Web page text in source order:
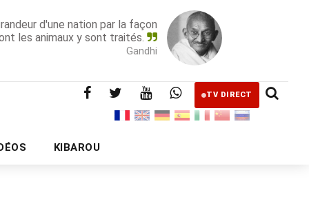
d'une nation par la façon
les animaux y sont traités.
Gandhi
TV DIRECT
KIBAROU